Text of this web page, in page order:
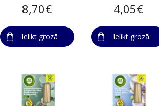
8,70€
Ielikt grozā
4,05€
Ielikt grozā